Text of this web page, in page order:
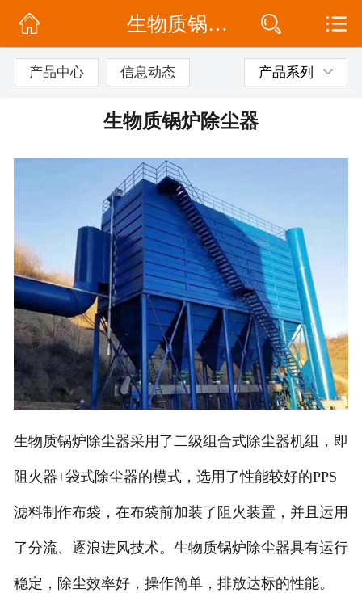
网站首页
公司简介
生物质锅炉除尘器
产品中心 信息动态 产品系列
生物质锅炉除尘器
生物质锅炉除尘器采用了二级组合式除尘器机组，即
阻火器+袋式除尘器的模式，选用了性能较好的PPS
滤料制作布袋，在布袋前加装了阻火装置，并且运用
了分流、逐浪进风技术。生物质锅炉除尘器具有运行
稳定，除尘效率好，操作简单，排放达标的性能。